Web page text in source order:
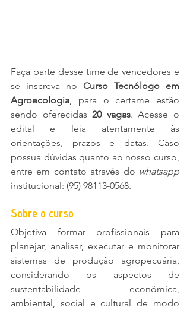
Faça parte desse time de vencedores e
se inscreva no Curso Tecnólogo em
Agroecologia, para o certame estão
sendo oferecidas 20 vagas. Acesse o
edital e leia atentamente às
orientações, prazos e datas. Caso
possua dúvidas quanto ao nosso curso,
entre em contato através do
institucional: (95) 98113-0568.
Sobre o curso
Objetiva formar profissionais para
planejar, analisar, executar e monitorar
sistemas de produção agropecuária,
considerando os aspectos de
sustentabilidade econômica,
ambiental, social e cultural de modo